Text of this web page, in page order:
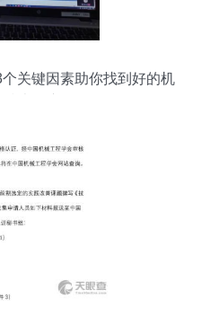
关键因素助你找到好的机